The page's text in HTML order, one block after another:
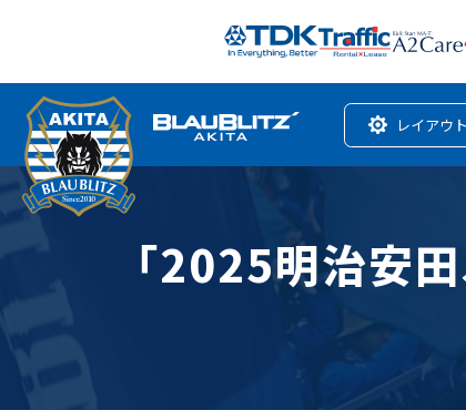
レイアウ
「2025明治安